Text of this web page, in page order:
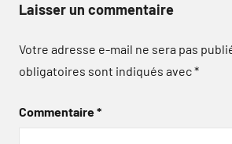
Laisser un commentaire
Votre adresse e-mail ne sera pas
obligatoires sont indiqués avec*
Commentaire*